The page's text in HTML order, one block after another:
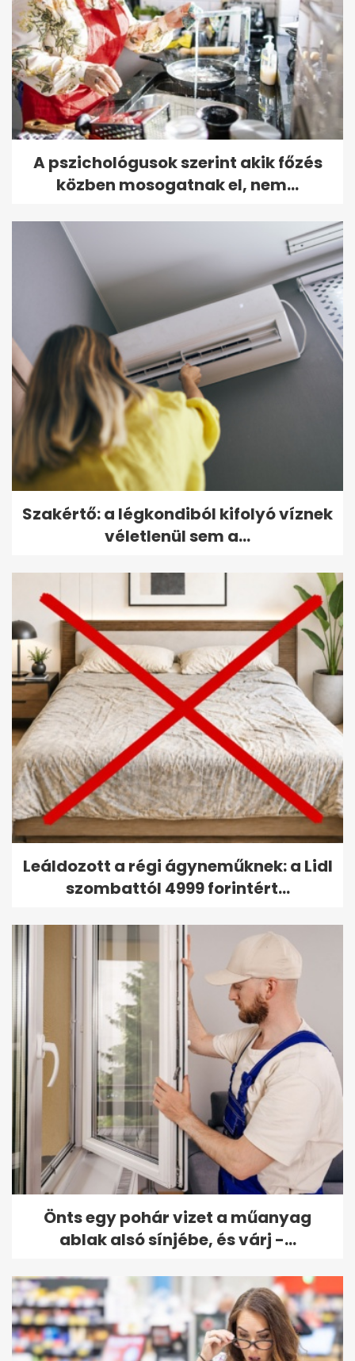
A pszichológusok szerint akik főzés
közben mosogatnak el, nem...
Szakértő: a légkondiból kifolyó víznek
véletlenül sem a...
Leáldozott a régi ágyneműknek: a Lidl
szombattól 4999 forintért...
Önts egy pohár vizet a műanyag
ablak alsó sínjébe, és várj -...